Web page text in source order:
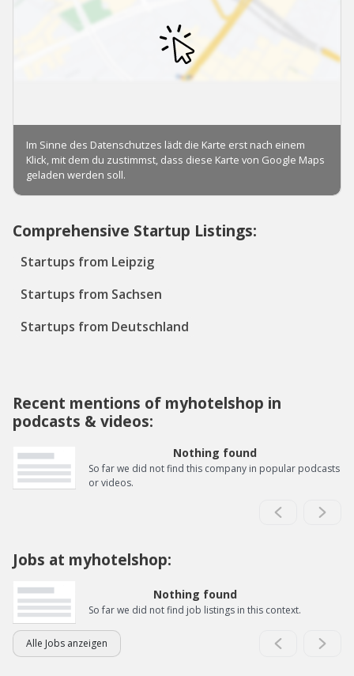
Comprehensive Startup Listings:
Startups from Leipzig
Startups from Sachsen
Startups from Deutschland
Recent mentions of myhotelshop in
podcasts & videos:
Nothing found
So far we did not find this company in popular podcasts
or videos.
Jobs at myhotelshop:
Nothing found
So far we did not find job listings in this context.
Alle Jobs anzeigen